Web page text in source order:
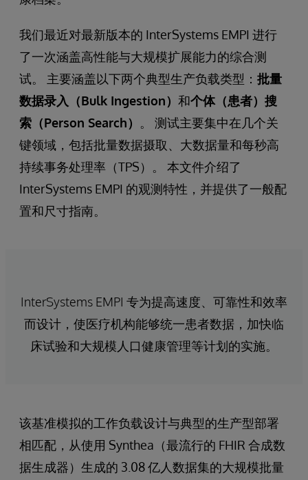
我们最近对最新版本的 InterSystems EMPI 进行
了一次涵盖高性能与大规模扩展能力的综合测
试。 主要涵盖以下两个典型生产负载类型： 批量
数据录入（Bulk Ingestion） 和个体（患者）搜
索（Person Search） 。 测试主要集中在几个关
键领域，包括批量数据摄取、大数据量和每秒高
持续事务处理率（TPS）。 本文件介绍了
InterSystems EMPI 的观测特性，并提供了一般配
置和尺寸指南。
InterSystems EMPI 专为提高速度、可靠性和效率
而设计，使医疗机构能够统一患者数据，加快临
床试验和大规模人口健康管理等计划的实施。
该基准模拟的工作负载设计与典型的生产型部署
相匹配，从使用 Synthea（最流行的 FHIR 合成数
据生成器）生成的 3.08 亿人数据集的大规模批量